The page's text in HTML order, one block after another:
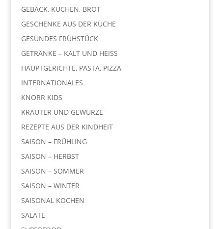
GEBÄCK, KUCHEN, BROT
GESCHENKE AUS DER KÜCHE
GESUNDES FRÜHSTÜCK
GETRÄNKE – KALT UND HEISS
HAUPTGERICHTE, PASTA, PIZZA
INTERNATIONALES
KNORR KIDS
KRÄUTER UND GEWÜRZE
REZEPTE AUS DER KINDHEIT
SAISON – FRÜHLING
SAISON – HERBST
SAISON – SOMMER
SAISON – WINTER
SAISONAL KOCHEN
SALATE